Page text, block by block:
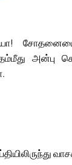
சோதனையை
தம்மீது